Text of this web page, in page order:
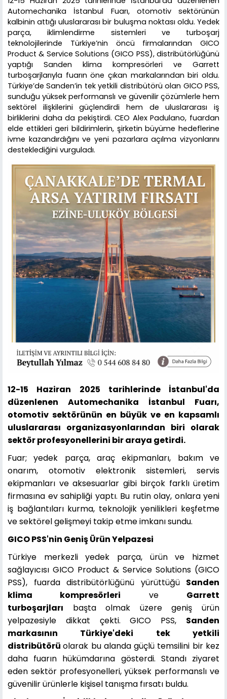
Automechanika İstanbul Fuarı, otomotiv sektörünün
kalbinin attığı uluslararası bir buluşma noktası oldu. Yedek
parça, iklimlendirme sistemleri ve turboşarj
teknolojilerinde Türkiye’nin öncü firmalarından GICO
Product & Service Solutions (GICO PSS), distribütörlüğünü
yaptığı Sanden klima kompresörleri ve Garrett
turboşarjlarıyla fuarın öne çıkan markalarından biri oldu.
Türkiye’de Sanden’in tek yetkili distribütörü olan GICO PSS,
sunduğu yüksek performanslı ve güvenilir çözümlerle hem
sektörel ilişkilerini güçlendirdi hem de uluslararası iş
birliklerini daha da pekiştirdi. CEO Alex Padulano, fuardan
elde ettikleri geri bildirimlerin, şirketin büyüme hedeflerine
ivme kazandırdığını ve yeni pazarlara açılma vizyonlarını
desteklediğini vurguladı.
12-15 Haziran 2025 tarihlerinde İstanbul'da
düzenlenen Automechanika İstanbul Fuarı,
otomotiv sektörünün en büyük ve en kapsamlı
uluslararası organizasyonlarından biri olarak
sektör profesyonellerini bir araya getirdi.
Fuar; yedek parça, araç ekipmanları, bakım ve
onarım, otomotiv elektronik sistemleri, servis
ekipmanları ve aksesuarlar gibi birçok farklı üretim
firmasına ev sahipliği yaptı. Bu rutin olay, onlara yeni
iş bağlantıları kurma, teknolojik yenilikleri keşfetme
ve sektörel gelişmeyi takip etme imkanı sundu.
GICO PSS'nin Geniş Ürün Yelpazesi
Türkiye merkezli yedek parça, ürün ve hizmet
sağlayıcısı GICO Product & Service Solutions (GICO
PSS), fuarda distribütörlüğünü yürüttüğü Sanden
klima kompresörleri ve Garrett
turboşarjları başta olmak üzere geniş ürün
yelpazesiyle dikkat çekti. GICO PSS, Sanden
markasının Türkiye'deki tek yetkili
distribütörü olarak bu alanda güçlü temsilini bir kez
daha fuarın hükümdarına gösterdi. Standı ziyaret
eden sektör profesyonelleri, yüksek performanslı ve
güvenilir ürünlerle kişisel tanışma fırsatı buldu.